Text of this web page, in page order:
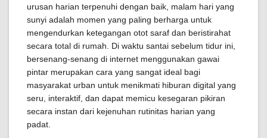
urusan harian terpenuhi dengan baik, malam hari yang
sunyi adalah momen yang paling berharga untuk
mengendurkan ketegangan otot saraf dan beristirahat
secara total di rumah. Di waktu santai sebelum tidur ini,
bersenang-senang di internet menggunakan gawai
pintar merupakan cara yang sangat ideal bagi
masyarakat urban untuk menikmati hiburan digital yang
seru, interaktif, dan dapat memicu kesegaran pikiran
secara instan dari kejenuhan rutinitas harian yang
padat.